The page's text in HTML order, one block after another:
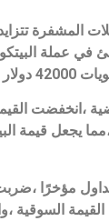
المشفرة تتزايد
في عملة
،انخفضت
مؤخرًا